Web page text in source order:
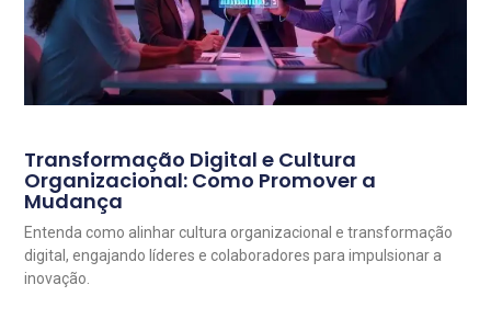
Transformação Digital e Cultura
Organizacional: Como Promover a
Mudança
Entenda como alinhar cultura organizacional e transformação
digital, engajando líderes e colaboradores para impulsionar a
inovação.